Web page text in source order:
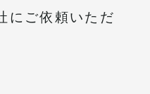
にご依頼いただ